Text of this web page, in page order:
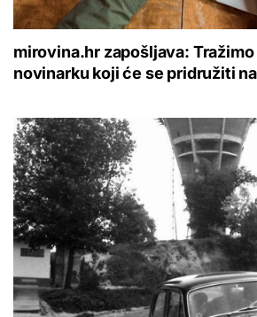
mirovina.hr zapošljava:
novinarku koji će se pridružiti